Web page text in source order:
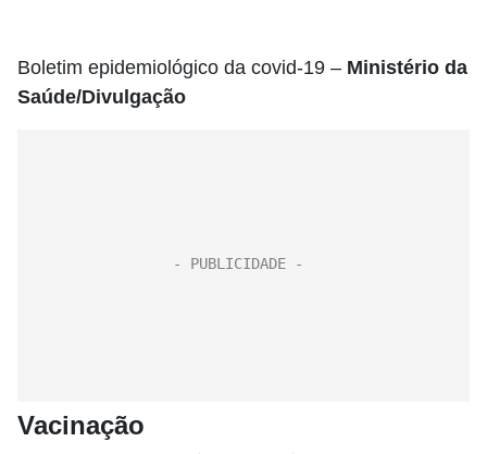
Boletim epidemiológico da covid-19 – Ministério da
Saúde/Divulgação
Vacinação